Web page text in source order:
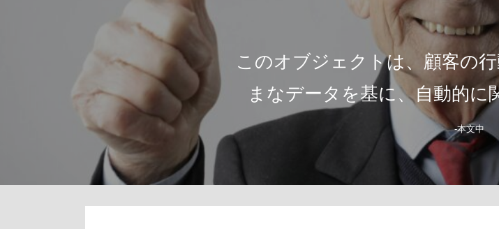
このオブジェクトは、顧客の
まなデータを基に、自動的に
-本文中